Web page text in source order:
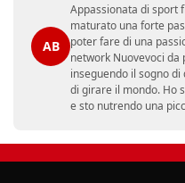
AB
Appassionata di sport
maturato una forte
poter fare di una
network Nuovevoci da
inseguendo il sogno
di girare il mondo. Ho
e sto nutrendo una